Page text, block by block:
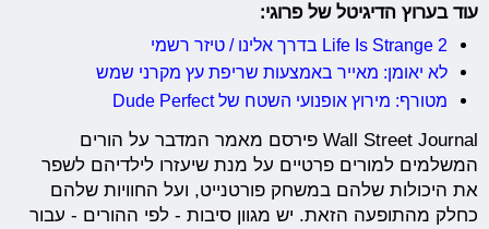
עוד בערוץ הדיגיטל של פרוגי:
Life Is Strange 2 בדרך אלינו / טיזר רשמי
לא יאומן: מאייר באמצעות שריפת עץ מקרני שמש
מטורף: מירוץ אופנועי השטח של Dude Perfect
Wall Street Journal פירסם מאמר המדבר על הורים
המשלמים למורים פרטיים על מנת שיעזרו לילדיהם לשפר
את היכולות שלהם במשחק פורטנייט, ועל החוויות שלהם
כחלק מהתופעה הזאת. יש מגוון סיבות - לפי ההורים - עבור